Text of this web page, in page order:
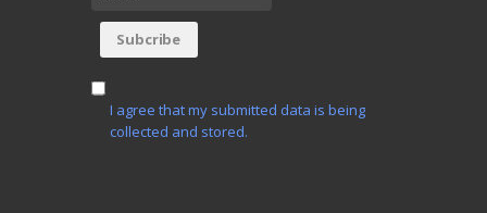
I agree that my submitted data is being
collected and stored.